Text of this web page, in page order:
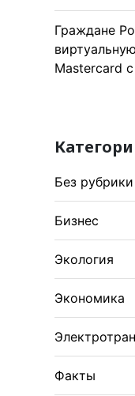
Граждане
Mastercard
Без рубрики
Бизнес
Экология
Экономика
Факты